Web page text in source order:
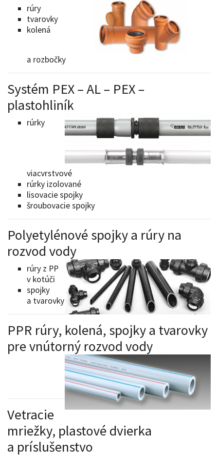
rúry
tvarovky
kolená
a rozbočky
Systém PEX – AL – PEX –
plastohliník
rúrky
viacvrstvové
rúrky izolované
lisovacie spojky
šroubovacie spojky
Polyetylénové spojky a rúry na
rozvod vody
rúry z PP
v kotúči
spojky
a tvarovky
PPR rúry, kolená, spojky a tvarovky
pre vnútorný rozvod vody
Vetracie
mriežky, plastové dvierka
a príslušenstvo